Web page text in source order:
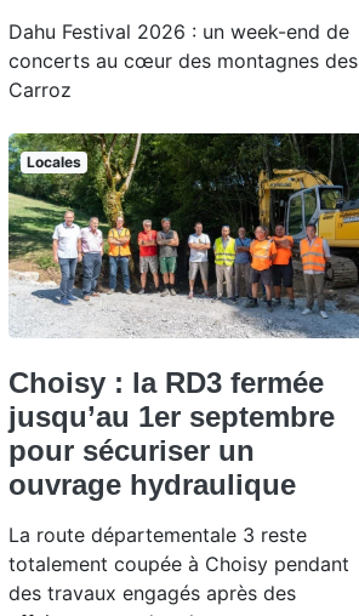
Dahu Festival 2026 : un week-end de
concerts au cœur des montagnes des
Carroz
Locales
Choisy : la RD3 fermée
jusqu’au 1er septembre
pour sécuriser un
ouvrage hydraulique
La route départementale 3 reste
totalement coupée à Choisy pendant
des travaux engagés après des